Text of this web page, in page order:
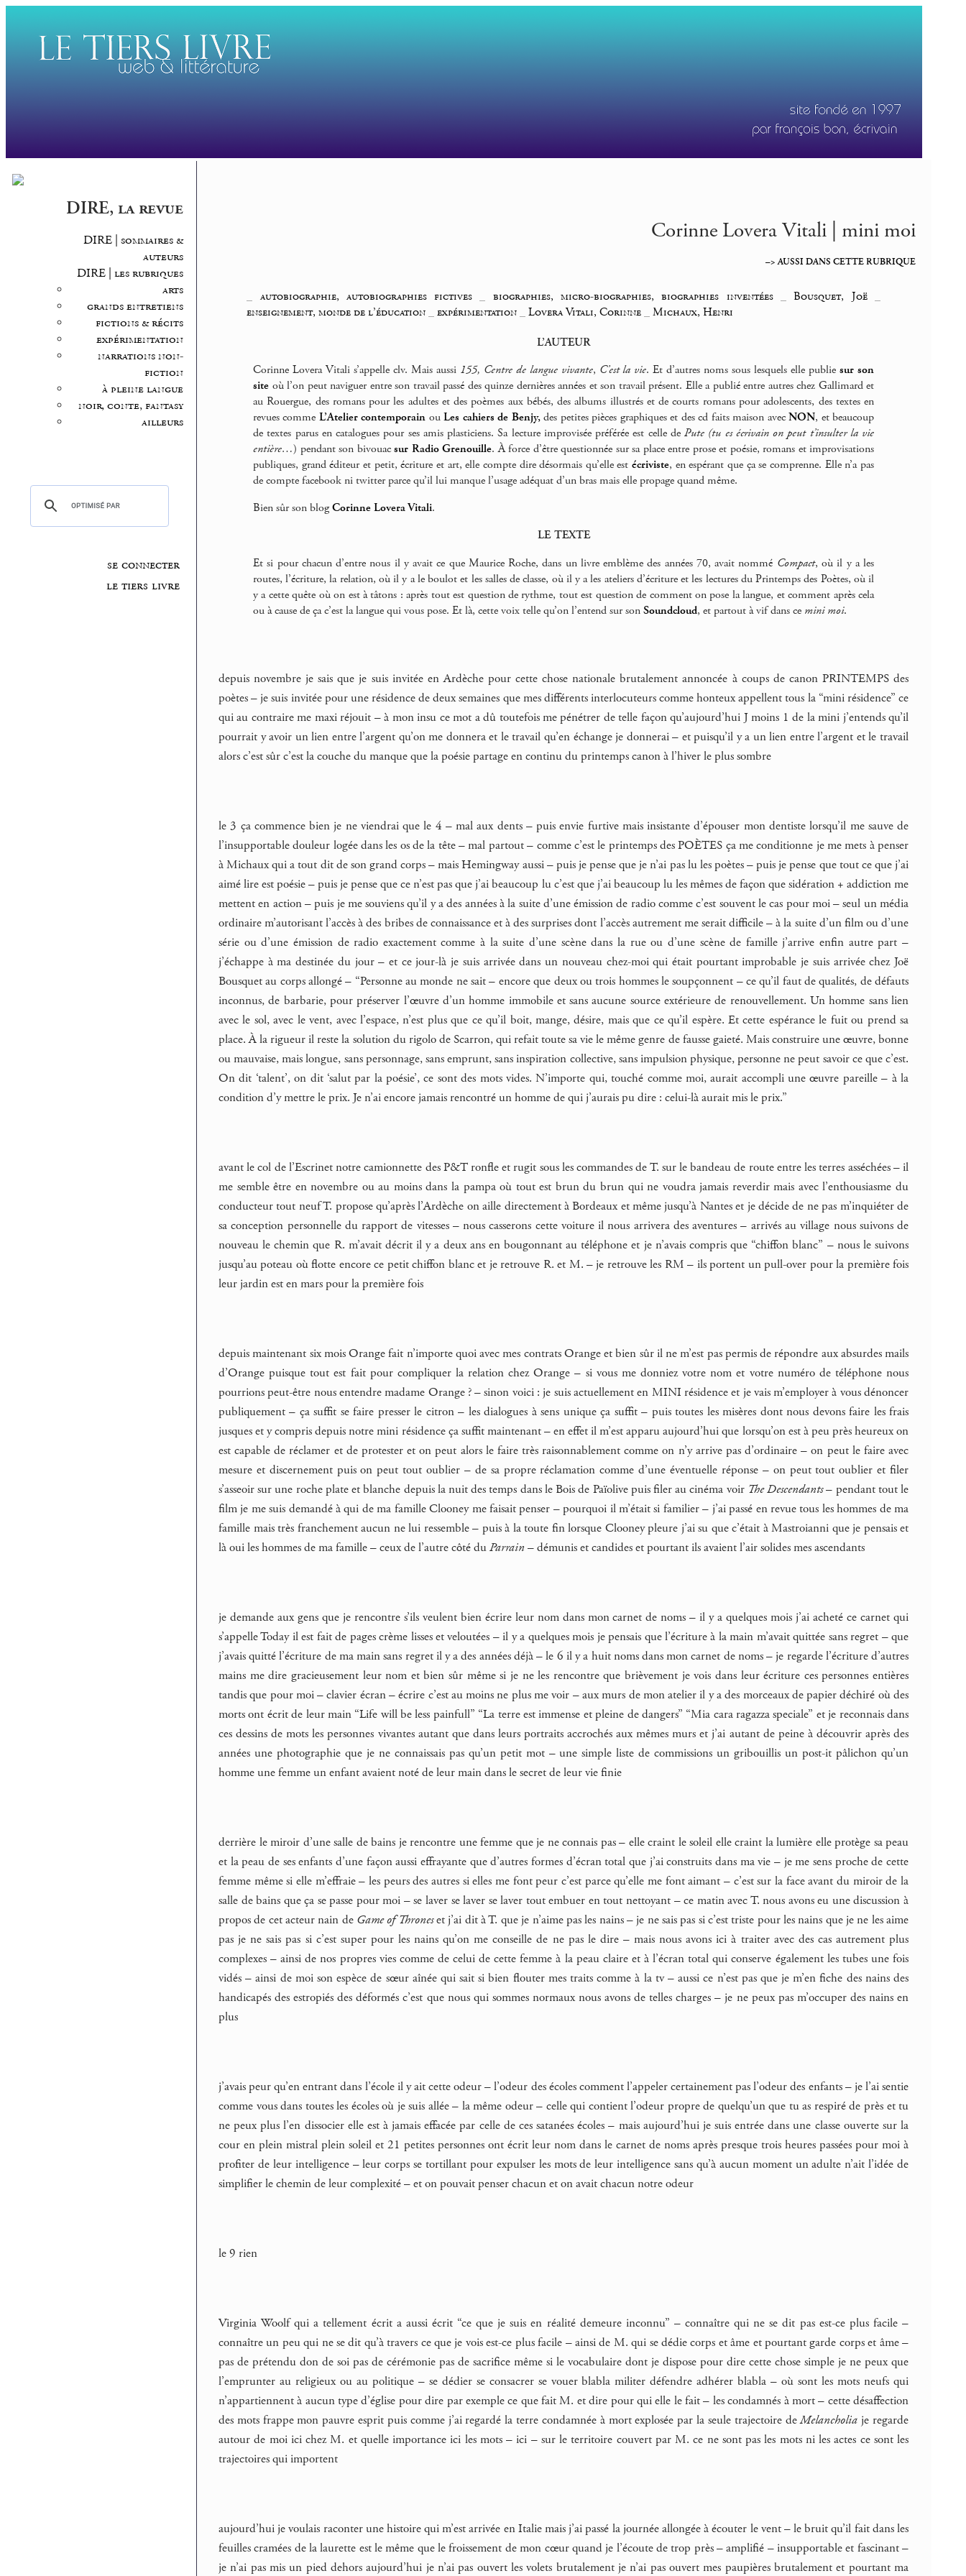
DIRE, la revue
DIRE | sommaires &
auteurs
DIRE | les rubriques
arts
grands entretiens
fictions & récits
expérimentation
narrations non-
fiction
à pleine langue
noir, conte, fantasy
ailleurs
se connecter
le tiers livre
Corinne Lovera Vitali | mini moi
–> AUSSI DANS CETTE RUBRIQUE
_ autobiographie, autobiographies fictives _ biographies, micro-biographies, biographies inventées_Bousquet, Joë_
enseignement, monde de l’éducation _expérimentation _Lovera Vitali, Corinne _Michaux, Henri
L’AUTEUR
Corinne Lovera Vitali s’appelle clv. Mais aussi 155, Centre de langue vivante, C’est la vie. Et d’autres noms sous lesquels elle publiesur son
site où l’on peut naviguer entre son travail passé des quinze dernières années et son travail présent. Elle a publié entre autres chez Gallimard et
au Rouergue, des romans pour les adultes et des poèmes aux bébés, des albums illustrés et de courts romans pour adolescents, des textes en
revues comme L’Atelier contemporain ouLes cahiers de Benjy,des petites pièces graphiques et des cd faits maison avecNON, et beaucoup
de textes parus en catalogues pour ses amis plasticiens. Sa lecture improvisée préférée est celle dePute (tu es écrivain on peut t’insulter la vie
entière…) pendant son bivouacsur Radio Grenouille. À force d’être questionnée sur sa place entre prose et poésie, romans et improvisations
publiques, grand éditeur et petit, écriture et art, elle compte dire désormais qu’elle estécriviste, en espérant que ça se comprenne. Elle n’a pas
de compte facebook ni twitter parce qu’il lui manque l’usage adéquat d’un bras mais elle propage quand même.
Bien sûr son blogCorinne Lovera Vitali.
LE TEXTE
Et si pour chacun d’entre nous il y avait ce que Maurice Roche, dans un livre emblème des années 70, avait nommé Compact, où il y a les
routes, l’écriture, la relation, où il y a le boulot et les salles de classe, où il y a les ateliers d’écriture et les lectures du Printemps des Poètes, où il
y a cette quête où on est à tâtons : après tout est question de rythme, tout est question de comment on pose la langue, et comment après cela
ou à cause de ça c’est la langue qui vous pose. Et là, cette voix telle qu’on l’entend sur sonSoundcloud, et partout à vif dans ce mini moi.
depuis novembre je sais que je suis invitée en Ardèche pour cette chose nationale brutalement annoncée à coups de canon PRINTEMPS des
poètes – je suis invitée pour une résidence de deux semaines que mes différents interlocuteurs comme honteux appellent tous la “mini résidence” ce
qui au contraire me maxi réjouit – à mon insu ce mot a dû toutefois me pénétrer de telle façon qu’aujourd’hui J moins 1 de la mini j’entends qu’il
pourrait y avoir un lien entre l’argent qu’on me donnera et le travail qu’en échange je donnerai – et puisqu’il y a un lien entre l’argent et le travail
alors c’est sûr c’est la couche du manque que la poésie partage en continu du printemps canon à l’hiver le plus sombre
le 3 ça commence bien je ne viendrai que le 4 – mal aux dents – puis envie furtive mais insistante d’épouser mon dentiste lorsqu’il me sauve de
l’insupportable douleur logée dans les os de la tête – mal partout – comme c’est le printemps des POÈTES ça me conditionne je me mets à penser
à Michaux qui a tout dit de son grand corps – mais Hemingway aussi – puis je pense que je n’ai pas lu les poètes – puis je pense que tout ce que j’ai
aimé lire est poésie – puis je pense que ce n’est pas que j’ai beaucoup lu c’est que j’ai beaucoup lu les mêmes de façon que sidération + addiction me
mettent en action – puis je me souviens qu’il y a des années à la suite d’une émission de radio comme c’est souvent le cas pour moi – seul un média
ordinaire m’autorisant l’accès à des bribes de connaissance et à des surprises dont l’accès autrement me serait difficile – à la suite d’un film ou d’une
série ou d’une émission de radio exactement comme à la suite d’une scène dans la rue ou d’une scène de famille j’arrive enfin autre part –
j’échappe à ma destinée du jour – et ce jour-là je suis arrivée dans un nouveau chez-moi qui était pourtant improbable je suis arrivée chez Joë
Bousquet au corps allongé – “Personne au monde ne sait – encore que deux ou trois hommes le soupçonnent – ce qu’il faut de qualités, de défauts
inconnus, de barbarie, pour préserver l’œuvre d’un homme immobile et sans aucune source extérieure de renouvellement. Un homme sans lien
avec le sol, avec le vent, avec l’espace, n’est plus que ce qu’il boit, mange, désire, mais que ce qu’il espère. Et cette espérance le fuit ou prend sa
place. À la rigueur il reste la solution du rigolo de Scarron, qui refait toute sa vie le même genre de fausse gaieté. Mais construire une œuvre, bonne
ou mauvaise, mais longue, sans personnage, sans emprunt, sans inspiration collective, sans impulsion physique, personne ne peut savoir ce que c’est.
On dit ‘talent’, on dit ‘salut par la poésie’, ce sont des mots vides. N’importe qui, touché comme moi, aurait accompli une œuvre pareille – à la
condition d’y mettre le prix. Je n’ai encore jamais rencontré un homme de qui j’aurais pu dire : celui-là aurait mis le prix.”
avant le col de l’Escrinet notre camionnette des P&T ronfle et rugit sous les commandes de T. sur le bandeau de route entre les terres asséchées – il
me semble être en novembre ou au moins dans la pampa où tout est brun du brun qui ne voudra jamais reverdir mais avec l’enthousiasme du
conducteur tout neuf T. propose qu’après l’Ardèche on aille directement à Bordeaux et même jusqu’à Nantes et je décide de ne pas m’inquiéter de
sa conception personnelle du rapport de vitesses – nous casserons cette voiture il nous arrivera des aventures – arrivés au village nous suivons de
nouveau le chemin que R. m’avait décrit il y a deux ans en bougonnant au téléphone et je n’avais compris que “chiffon blanc” – nous le suivons
jusqu’au poteau où flotte encore ce petit chiffon blanc et je retrouve R. et M. – je retrouve les RM – ils portent un pull-over pour la première fois
leur jardin est en mars pour la première fois
depuis maintenant six mois Orange fait n’importe quoi avec mes contrats Orange et bien sûr il ne m’est pas permis de répondre aux absurdes mails
d’Orange puisque tout est fait pour compliquer la relation chez Orange – si vous me donniez votre nom et votre numéro de téléphone nous
pourrions peut-être nous entendre madame Orange ? – sinon voici : je suis actuellement en MINI résidence et je vais m’employer à vous dénoncer
publiquement – ça suffit se faire presser le citron – les dialogues à sens unique ça suffit – puis toutes les misères dont nous devons faire les frais
jusques et y compris depuis notre mini résidence ça suffit maintenant – en effet il m’est apparu aujourd’hui que lorsqu’on est à peu près heureux on
est capable de réclamer et de protester et on peut alors le faire très raisonnablement comme on n’y arrive pas d’ordinaire – on peut le faire avec
mesure et discernement puis on peut tout oublier – de sa propre réclamation comme d’une éventuelle réponse – on peut tout oublier et filer
s’asseoir sur une roche plate et blanche depuis la nuit des temps dans le Bois de Païolive puis filer au cinéma voir The Descendants– pendant tout le
film je me suis demandé à qui de ma famille Clooney me faisait penser – pourquoi il m’était si familier – j’ai passé en revue tous les hommes de ma
famille mais très franchement aucun ne lui ressemble – puis à la toute fin lorsque Clooney pleure j’ai su que c’était à Mastroianni que je pensais et
là oui les hommes de ma famille – ceux de l’autre côté duParrain – démunis et candides et pourtant ils avaient l’air solides mes ascendants
je demande aux gens que je rencontre s’ils veulent bien écrire leur nom dans mon carnet de noms – il y a quelques mois j’ai acheté ce carnet qui
s’appelle Today il est fait de pages crème lisses et veloutées – il y a quelques mois je pensais que l’écriture à la main m’avait quittée sans regret – que
j’avais quitté l’écriture de ma main sans regret il y a des années déjà – le 6 il y a huit noms dans mon carnet de noms – je regarde l’écriture d’autres
mains me dire gracieusement leur nom et bien sûr même si je ne les rencontre que brièvement je vois dans leur écriture ces personnes entières
tandis que pour moi – clavier écran – écrire c’est au moins ne plus me voir – aux murs de mon atelier il y a des morceaux de papier déchiré où des
morts ont écrit de leur main “Life will be less painfull” “La terre est immense et pleine de dangers” “Mia cara ragazza speciale” et je reconnais dans
ces dessins de mots les personnes vivantes autant que dans leurs portraits accrochés aux mêmes murs et j’ai autant de peine à découvrir après des
années une photographie que je ne connaissais pas qu’un petit mot – une simple liste de commissions un gribouillis un post-it pâlichon qu’un
homme une femme un enfant avaient noté de leur main dans le secret de leur vie finie
derrière le miroir d’une salle de bains je rencontre une femme que je ne connais pas – elle craint le soleil elle craint la lumière elle protège sa peau
et la peau de ses enfants d’une façon aussi effrayante que d’autres formes d’écran total que j’ai construits dans ma vie – je me sens proche de cette
femme même si elle m’effraie – les peurs des autres si elles me font peur c’est parce qu’elle me font aimant – c’est sur la face avant du miroir de la
salle de bains que ça se passe pour moi – se laver se laver se laver tout embuer en tout nettoyant – ce matin avec T. nous avons eu une discussion à
propos de cet acteur nain de Game of Throneset j’ai dit à T. que je n’aime pas les nains – je ne sais pas si c’est triste pour les nains que je ne les aime
pas je ne sais pas si c’est super pour les nains qu’on me conseille de ne pas le dire – mais nous avons ici à traiter avec des cas autrement plus
complexes – ainsi de nos propres vies comme de celui de cette femme à la peau claire et à l’écran total qui conserve également les tubes une fois
vidés – ainsi de moi son espèce de sœur aînée qui sait si bien flouter mes traits comme à la tv – aussi ce n’est pas que je m’en fiche des nains des
handicapés des estropiés des déformés c’est que nous qui sommes normaux nous avons de telles charges – je ne peux pas m’occuper des nains en
plus
j’avais peur qu’en entrant dans l’école il y ait cette odeur – l’odeur des écoles comment l’appeler certainement pas l’odeur des enfants – je l’ai sentie
comme vous dans toutes les écoles où je suis allée – la même odeur – celle qui contient l’odeur propre de quelqu’un que tu as respiré de près et tu
ne peux plus l’en dissocier elle est à jamais effacée par celle de ces satanées écoles – mais aujourd’hui je suis entrée dans une classe ouverte sur la
cour en plein mistral plein soleil et 21 petites personnes ont écrit leur nom dans le carnet de noms après presque trois heures passées pour moi à
profiter de leur intelligence – leur corps se tortillant pour expulser les mots de leur intelligence sans qu’à aucun moment un adulte n’ait l’idée de
simplifier le chemin de leur complexité – et on pouvait penser chacun et on avait chacun notre odeur
le 9 rien
Virginia Woolf qui a tellement écrit a aussi écrit “ce que je suis en réalité demeure inconnu” – connaître qui ne se dit pas est-ce plus facile –
connaître un peu qui ne se dit qu’à travers ce que je vois est-ce plus facile – ainsi de M. qui se dédie corps et âme et pourtant garde corps et âme –
pas de prétendu don de soi pas de cérémonie pas de sacrifice même si le vocabulaire dont je dispose pour dire cette chose simple je ne peux que
l’emprunter au religieux ou au politique – se dédier se consacrer se vouer blabla militer défendre adhérer blabla – où sont les mots neufs qui
n’appartiennent à aucun type d’église pour dire par exemple ce que fait M. et dire pour qui elle le fait – les condamnés à mort – cette désaffection
des mots frappe mon pauvre esprit puis comme j’ai regardé la terre condamnée à mort explosée par la seule trajectoire deMelancholia je regarde
autour de moi ici chez M. et quelle importance ici les mots – ici – sur le territoire couvert par M. ce ne sont pas les mots ni les actes ce sont les
trajectoires qui importent
aujourd’hui je voulais raconter une histoire qui m’est arrivée en Italie mais j’ai passé la journée allongée à écouter le vent – le bruit qu’il fait dans les
feuilles cramées de la laurette est le même que le froissement de mon cœur quand je l’écoute de trop près – amplifié – insupportable et fascinant –
je n’ai pas mis un pied dehors aujourd’hui je n’ai pas ouvert les volets brutalement je n’ai pas ouvert mes paupières brutalement et pourtant ma